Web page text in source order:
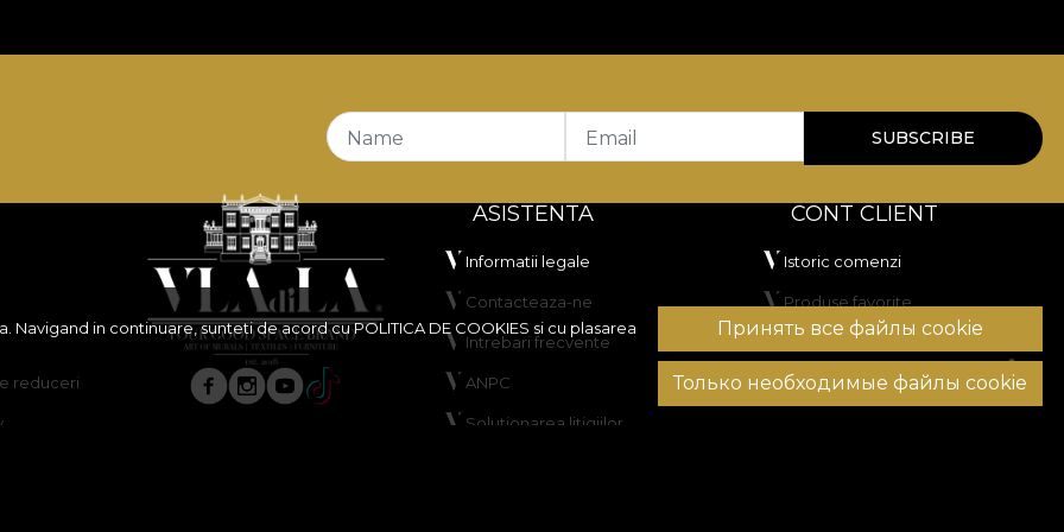
prin rezistență foarte bună la abraziune, de100.000 rubs, ceea ce îl recomandă pentru tapițerie
fără înălbire, fără stoarcere prin răsucire, fără uscare în tambur, fără curățare chimică.
Navigand in continuare, sunteti de acord cuPOLITICA DE COOKIES si cu plasarea
Принять все файлы cookie
Только необходимые файлы cookie
Name Email SUBSCRIBE
reduceri
ASISTENTA
Informatii legale
Contacteaza-ne
Intrebari frecvente
ANPC
Solutionarea litigiilor
CONT CLIENT
Istoric comenzi
Produse favorite
Metode de plata
Transport si retururi